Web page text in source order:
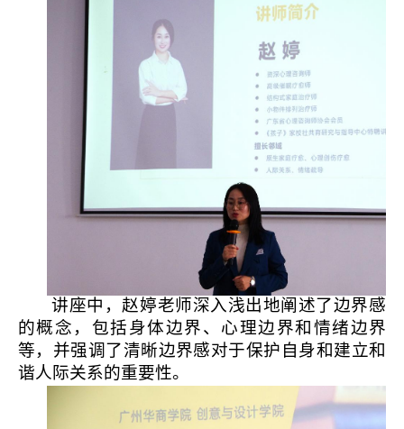
学院简介
讲座中，赵婷老师深入浅出地阐述了边界感
的概念，包括身体边界、心理边界和情绪边界
等，并强调了清晰边界感对于保护自身和建立和
谐人际关系的重要性。